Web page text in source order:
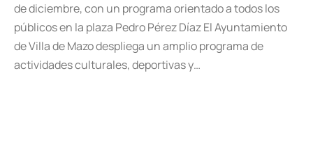
de diciembre, con un programa orientado a todos los
públicos en la plaza Pedro Pérez Díaz El Ayuntamiento
de Villa de Mazo despliega un amplio programa de
actividades culturales, deportivas y…